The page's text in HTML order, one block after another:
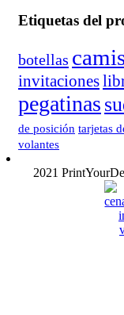
Etiquetas del
botellas
invitaciones
pegatinas
de posición tarjetas
volantes
2021